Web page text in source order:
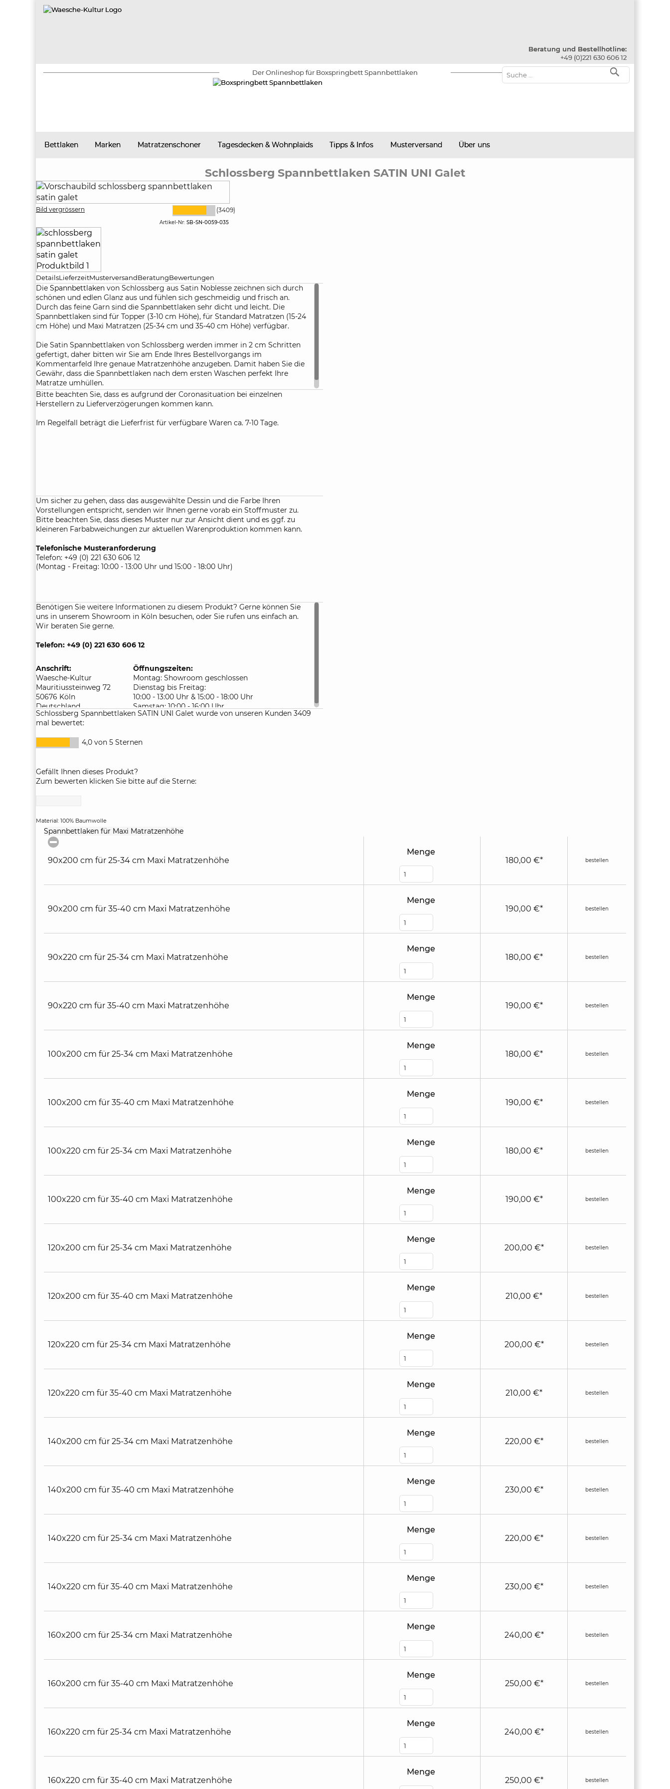
Beratung und Bestellhotline:
+49 (0)221 630 606 12
Der Onlineshop für Boxspringbett Spannbettlaken
Bettlaken Marken Matratzenschoner Tagesdecken & Wohnplaids Tipps & Infos Musterversand Über uns
Schlossberg Spannbettlaken SATIN UNI Galet
Bild vergrössern (3409)
Artikel-Nr: SB-SN-0059-035
DetailsLieferzeitMusterversandBeratungBewertungen
Die Spannbettlaken von Schlossberg aus Satin Noblesse zeichnen sich durch
schönen und edlen Glanz aus und fühlen sich geschmeidig und frisch an.
Durch das feine Garn sind die Spannbettlaken sehr dicht und leicht. Die
Spannbettlaken sind für Topper (3-10 cm Höhe), für Standard Matratzen (15-24
cm Höhe) und Maxi Matratzen (25-34 cm und 35-40 cm Höhe) verfügbar.
Die Satin Spannbettlaken von Schlossberg werden immer in 2 cm Schritten
gefertigt, daher bitten wir Sie am Ende Ihres Bestellvorgangs im
Kommentarfeld Ihre genaue Matratzenhöhe anzugeben. Damit haben Sie die
Gewähr, dass die Spannbettlaken nach dem ersten Waschen perfekt Ihre
Matratze umhüllen.
Bitte beachten Sie, dass es aufgrund der Coronasituation bei einzelnen
Herstellern zu Lieferverzögerungen kommen kann.
Im Regelfall beträgt die Lieferfrist für verfügbare Waren ca. 7-10 Tage.
Um sicher zu gehen, dass das ausgewählte Dessin und die Farbe Ihren
Vorstellungen entspricht, senden wir Ihnen gerne vorab ein Stoffmuster zu.
Bitte beachten Sie, dass dieses Muster nur zur Ansicht dient und es ggf. zu
kleineren Farbabweichungen zur aktuellen Warenproduktion kommen kann.
Telefonische Musteranforderung
Telefon: +49 (0) 221 630 606 12
(Montag - Freitag: 10:00 - 13:00 Uhr und 15:00 - 18:00 Uhr)
Benötigen Sie weitere Informationen zu diesem Produkt? Gerne können Sie
uns in unserem Showroom in Köln besuchen, oder Sie rufen uns einfach an.
Wir beraten Sie gerne.
Telefon: +49 (0) 221 630 606 12
Anschrift:
Waesche-Kultur
Mauritiussteinweg 72
50676 Köln
Deutschland
Öffnungszeiten:
Montag: Showroom geschlossen
Dienstag bis Freitag:
10:00 - 13:00 Uhr & 15:00 - 18:00 Uhr
Samstag: 10:00 - 16:00 Uhr
Schlossberg Spannbettlaken SATIN UNI Galet wurde von unseren Kunden 3409
mal bewertet:
4,0 von 5 Sternen
Gefällt Ihnen dieses Produkt?
Zum bewerten klicken Sie bitte auf die Sterne:
Material: 100% Baumwolle
Spannbettlaken für Maxi Matratzenhöhe
contents
90x200 cm für 25-34 cm Maxi Matratzenhöhe
Menge
180,00 €*
bestellen
90x200 cm für 35-40 cm Maxi Matratzenhöhe
Menge
190,00 €*
bestellen
90x220 cm für 25-34 cm Maxi Matratzenhöhe
Menge
180,00 €*
bestellen
90x220 cm für 35-40 cm Maxi Matratzenhöhe
Menge
190,00 €*
bestellen
100x200 cm für 25-34 cm Maxi Matratzenhöhe
Menge
180,00 €*
bestellen
100x200 cm für 35-40 cm Maxi Matratzenhöhe
Menge
190,00 €*
bestellen
100x220 cm für 25-34 cm Maxi Matratzenhöhe
Menge
180,00 €*
bestellen
100x220 cm für 35-40 cm Maxi Matratzenhöhe
Menge
190,00 €*
bestellen
120x200 cm für 25-34 cm Maxi Matratzenhöhe
Menge
200,00 €*
bestellen
120x200 cm für 35-40 cm Maxi Matratzenhöhe
Menge
210,00 €*
bestellen
120x220 cm für 25-34 cm Maxi Matratzenhöhe
Menge
200,00 €*
bestellen
120x220 cm für 35-40 cm Maxi Matratzenhöhe
Menge
210,00 €*
bestellen
140x200 cm für 25-34 cm Maxi Matratzenhöhe
Menge
220,00 €*
bestellen
140x200 cm für 35-40 cm Maxi Matratzenhöhe
Menge
230,00 €*
bestellen
140x220 cm für 25-34 cm Maxi Matratzenhöhe
Menge
220,00 €*
bestellen
140x220 cm für 35-40 cm Maxi Matratzenhöhe
Menge
230,00 €*
bestellen
160x200 cm für 25-34 cm Maxi Matratzenhöhe
Menge
240,00 €*
bestellen
160x200 cm für 35-40 cm Maxi Matratzenhöhe
Menge
250,00 €*
bestellen
160x220 cm für 25-34 cm Maxi Matratzenhöhe
Menge
240,00 €*
bestellen
160x220 cm für 35-40 cm Maxi Matratzenhöhe
Menge
250,00 €*
bestellen